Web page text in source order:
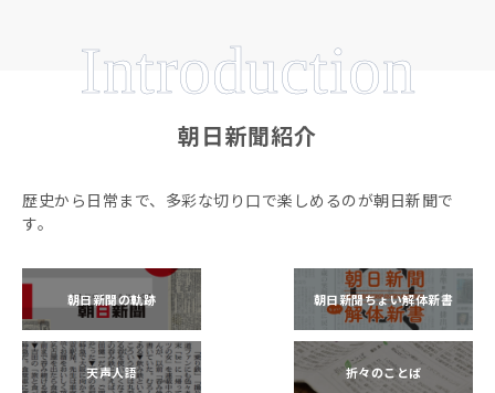
Introduction
朝日新聞紹介
歴史から日常まで、多彩な切り口で楽しめるのが朝日新聞で
す。
朝日新聞の軌跡 朝日新聞ちょい解体新書
天声人語 折々のことば